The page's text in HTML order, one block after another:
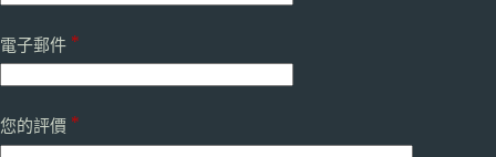
電子郵件 *
您的評價 *